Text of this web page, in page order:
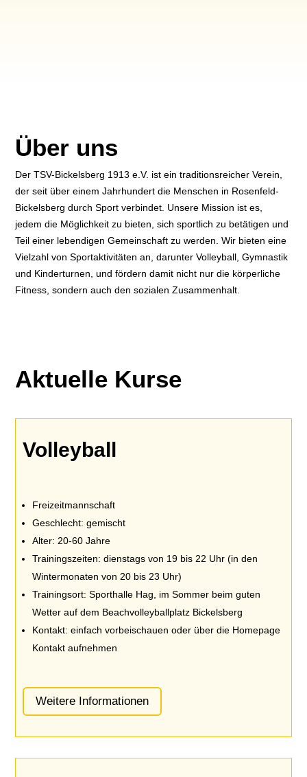
Über uns
Der TSV-Bickelsberg 1913 e.V. ist ein traditionsreicher Verein,
der seit über einem Jahrhundert die Menschen in Rosenfeld-
Bickelsberg durch Sport verbindet. Unsere Mission ist es,
jedem die Möglichkeit zu bieten, sich sportlich zu betätigen und
Teil einer lebendigen Gemeinschaft zu werden. Wir bieten eine
Vielzahl von Sportaktivitäten an, darunter Volleyball, Gymnastik
und Kinderturnen, und fördern damit nicht nur die körperliche
Fitness, sondern auch den sozialen Zusammenhalt.
Aktuelle Kurse
Volleyball
Freizeitmannschaft
Geschlecht: gemischt
Alter: 20-60 Jahre
Trainingszeiten: dienstags von 19 bis 22 Uhr (in den
Wintermonaten von 20 bis 23 Uhr)
Trainingsort: Sporthalle Hag, im Sommer beim guten
Wetter auf dem Beachvolleyballplatz Bickelsberg
Kontakt: einfach vorbeischauen oder über die Homepage
Kontakt aufnehmen
Weitere Informationen